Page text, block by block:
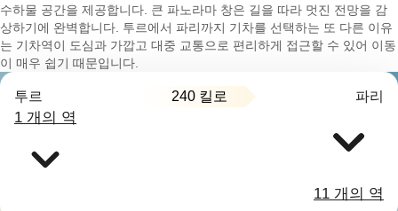
수하물 공간을 제공합니다. 큰 파노라마 창은 길을 따라 멋진 전망을 감
상하기에 완벽합니다. 투르에서 파리까지 기차를 선택하는 또 다른 이유
는 기차역이 도심과 가깝고 대중 교통으로 편리하게 접근할 수 있어 이동
이 매우 쉽기 때문입니다.
투르 240 킬로 파리
1 개의 역
11 개의 역